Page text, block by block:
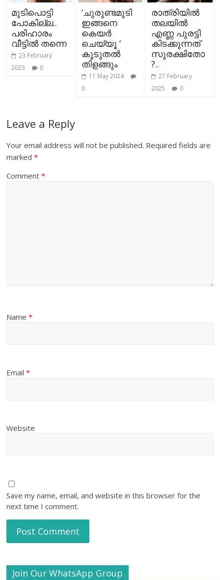
മുടിപൊട്ടി
പോകില്ല..
പരിഹാരം
വീട്ടില്‍ തന്നെ
23 February
2023
0
‘ചുരുണ്ടമുടി
ഇങ്ങനെ
കെയര്‍
ചെയ്യൂ ‘
കൂടുതല്‍
തിളങ്ങും
11 May 2024
0
രാത്രിയില്‍
തലയില്‍
എണ്ണ പുരട്ടി
കിടക്കുന്നത്
സുരക്ഷിതോ
?..
27 February
2025
0
Leave a Reply
Your email address will not be published. Required fields are
marked*
Comment*
Name*
Email*
Website
Save my name, email, and website in this browser for the
next time I comment.
Join Our WhatsApp Group